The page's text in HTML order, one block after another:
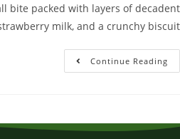
bite packed with layers of decadent
milk, and a crunchy biscuit
Continue Reading